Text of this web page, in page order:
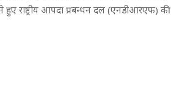
हुए राष्ट्रीय आपदा प्रबन्धन दल (एनडीआरएफ) की